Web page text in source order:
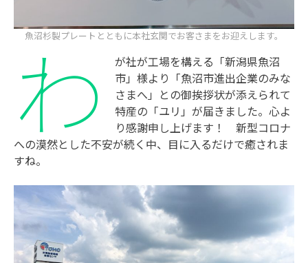
魚沼杉製プレートとともに本社玄関でお客さまをお迎えします。
わ
が社が工場を構える「新潟県魚沼
市」様より「魚沼市進出企業のみな
さまへ」との御挨拶状が添えられて
特産の「ユリ」が届きました。心よ
り感謝申し上げます！ 新型コロナ
への漠然とした不安が続く中、目に入るだけで癒されま
すね。